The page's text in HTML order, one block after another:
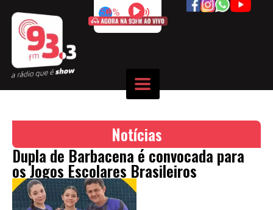
50%
Notícias
Dupla de Barbacena é convocada para
os Jogos Escolares Brasileiros